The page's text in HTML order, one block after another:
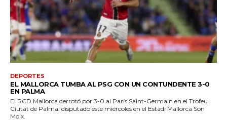
DEPORTES
EL MALLORCA TUMBA AL PSG CON UN CONTUNDENTE 3-0
EN PALMA
El RCD Mallorca derrotó por 3-0 al París Saint-Germain en el Trofeu
Ciutat de Palma, disputado este miércoles en el Estadi Mallorca Son
Moix.